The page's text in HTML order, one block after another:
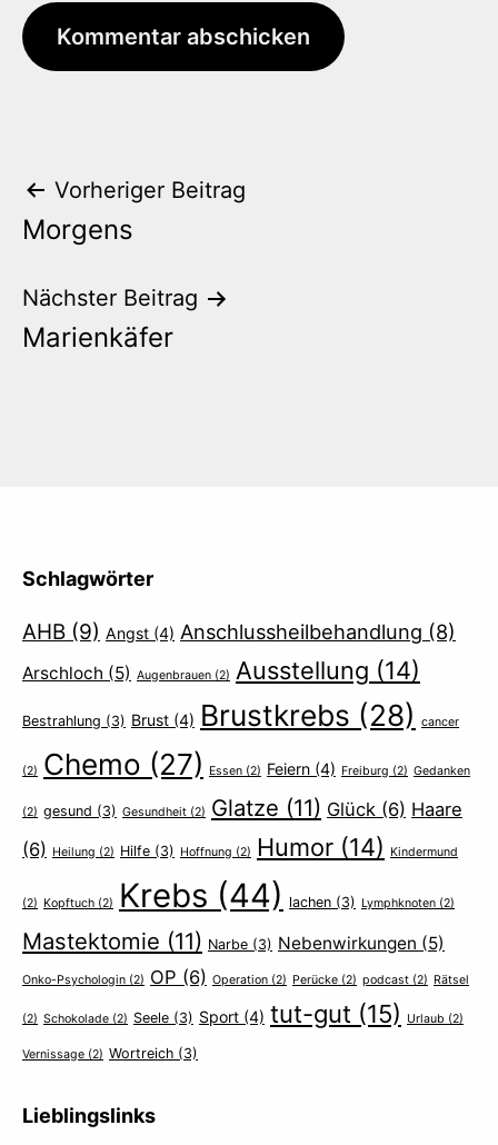
Beitrags-
Navigation
Vorheriger Beitrag
Morgens
Nächster Beitrag
Marienkäfer
Schlagwörter
AHB (9) Angst (4) Anschlussheilbehandlung (8)
Arschloch (5) Augenbrauen (2) Ausstellung (14)
Bestrahlung (3) Brust (4) Brustkrebs (28) cancer
(2) Chemo (27) Essen (2) Feiern (4) Freiburg (2) Gedanken
(2) gesund (3) Gesundheit (2) Glatze (11) Glück (6) Haare
(6) Heilung (2) Hilfe (3) Hoffnung (2) Humor (14) Kindermund
(2) Kopftuch (2) Krebs (44) lachen (3) Lymphknoten (2)
Mastektomie (11) Narbe (3) Nebenwirkungen (5)
Onko-Psychologin (2) OP (6) Operation (2) Perücke (2) podcast (2) Rätsel
(2) Schokolade (2) Seele (3) Sport (4) tut-gut (15) Urlaub (2)
Vernissage (2) Wortreich (3)
Lieblingslinks